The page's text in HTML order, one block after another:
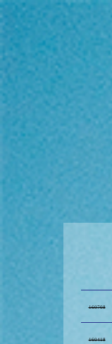
160708
160418